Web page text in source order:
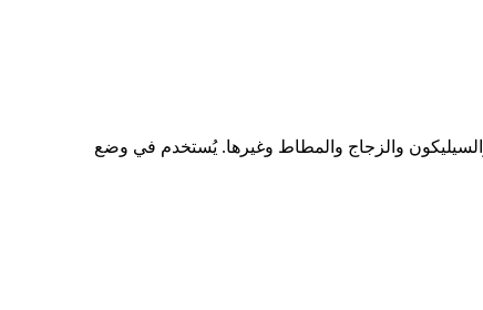
والسيليكون والزجاج والمطاط وغيرها. يُستخدم في وضع